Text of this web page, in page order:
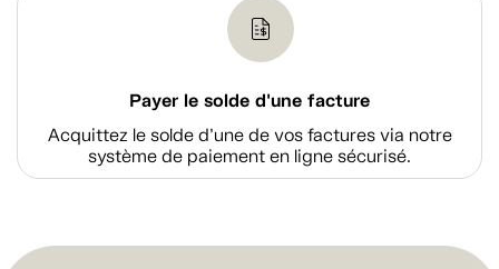
Payer le solde d'une facture
Acquittez le solde d’une de vos factures via notre
système de paiement en ligne sécurisé.